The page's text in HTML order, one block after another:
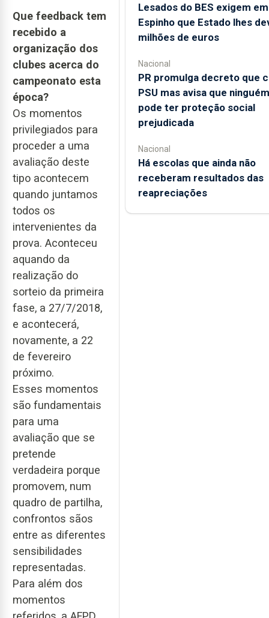
Que feedback tem
recebido a
organização dos
clubes acerca do
campeonato esta
época?
Os momentos
privilegiados para
proceder a uma
avaliação deste
tipo acontecem
quando juntamos
todos os
intervenientes da
prova. Aconteceu
aquando da
realização do
sorteio da primeira
fase, a 27/7/2018,
e acontecerá,
novamente, a 22
de fevereiro
próximo.
Esses momentos
são fundamentais
para uma
avaliação que se
pretende
verdadeira porque
promovem, num
quadro de partilha,
confrontos sãos
entre as diferentes
sensibilidades
representadas.
Para além dos
momentos
Lesados do BES exigem em
Espinho que Estado lhes
milhões de euros
Nacional
PR promulga decreto que
PSU mas avisa que ninguém
pode ter proteção social
prejudicada
Nacional
Há escolas que ainda não
receberam resultados das
reapreciações